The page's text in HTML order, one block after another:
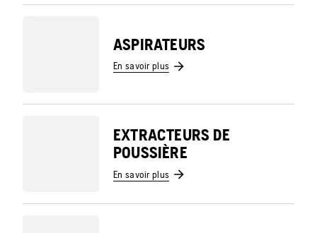
ASPIRATEURS
En savoir plus
EXTRACTEURS DE
POUSSIÈRE
En savoir plus